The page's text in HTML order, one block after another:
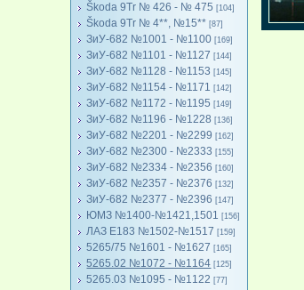
Škoda 9Tr № 426 - № 475 [104]
Škoda 9Tr № 4**, №15** [87]
ЗиУ-682 №1001 - №1100 [169]
ЗиУ-682 №1101 - №1127 [144]
ЗиУ-682 №1128 - №1153 [145]
ЗиУ-682 №1154 - №1171 [142]
ЗиУ-682 №1172 - №1195 [149]
ЗиУ-682 №1196 - №1228 [136]
ЗиУ-682 №2201 - №2299 [162]
ЗиУ-682 №2300 - №2333 [155]
ЗиУ-682 №2334 - №2356 [160]
ЗиУ-682 №2357 - №2376 [132]
ЗиУ-682 №2377 - №2396 [147]
ЮМЗ №1400-№1421,1501 [156]
ЛАЗ Е183 №1502-№1517 [159]
5265/75 №1601 - №1627 [165]
5265.02 №1072 - №1164 [125]
5265.03 №1095 - №1122 [77]